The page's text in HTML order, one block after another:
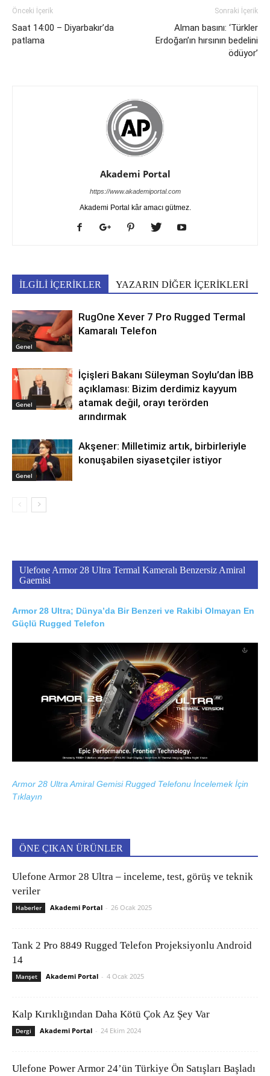
Önceki İçerik
Saat 14:00 – Diyarbakır’da
patlama
Sonraki İçerik
Alman basını: ‘Türkler
Erdoğan’ın hırsının bedelini
ödüyor’
Akademi Portal
https://www.akademiportal.com
Akademi Portal kâr amacı gütmez.
İLGİLİ İÇERİKLER YAZARIN DİĞER İÇERİKLERİ
Genel
RugOne Xever 7 Pro Rugged Termal
Kamaralı Telefon
Genel
İçişleri Bakanı Süleyman Soylu’dan İBB
açıklaması: Bizim derdimiz kayyum
atamak değil, orayı terörden
arındırmak
Genel
Akşener: Milletimiz artık, birbirleriyle
konuşabilen siyasetçiler istiyor
Ulefone Armor 28 Ultra Termal Kameralı Benzersiz Amiral
Gaemisi
Armor 28 Ultra; Dünya’da Bir Benzeri ve Rakibi Olmayan En
Güçlü Rugged Telefon
Armor 28 Ultra Amiral Gemisi Rugged Telefonu İncelemek İçin
Tıklayın
ÖNE ÇIKAN ÜRÜNLER
Ulefone Armor 28 Ultra – inceleme, test, görüş ve teknik
veriler
Haberler Akademi Portal - 26 Ocak 2025
Tank 2 Pro 8849 Rugged Telefon Projeksiyonlu Android
14
Manşet Akademi Portal - 4 Ocak 2025
Kalp Kırıklığından Daha Kötü Çok Az Şey Var
Dergi Akademi Portal - 24 Ekim 2024
Ulefone Power Armor 24’ün Türkiye Ön Satışları Başladı